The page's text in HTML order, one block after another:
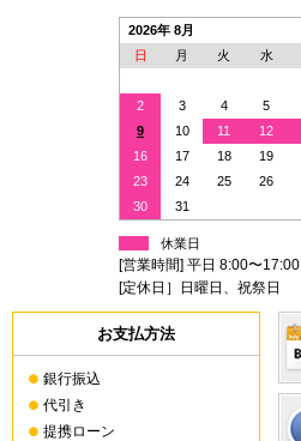
2026年 8月
日
月 火 水
2
3 4 5
9
10 11 12
16
17 18 19
23
24 25 26
30
31
休業日
[営業時間] 平日 8:00〜17:00
[定休日］日曜日、祝祭日
お支払方法
銀行振込
代引き
提携ローン